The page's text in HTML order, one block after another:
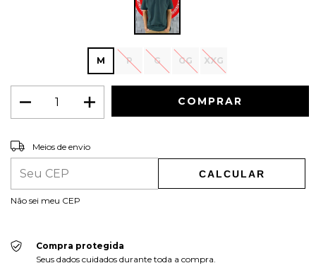
M P G GG XXG
Entregas para o CEP:
Meios de envio
CALCULAR
Não sei meu CEP
Compra protegida
Seus dados cuidados durante toda a compra.